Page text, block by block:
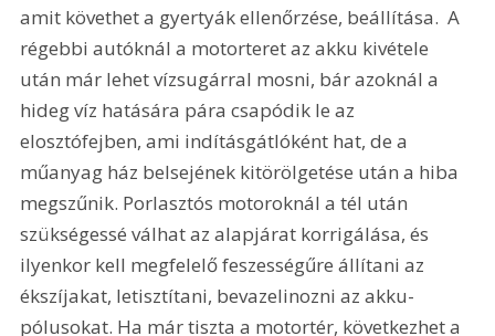
amit követhet a gyertyák ellenőrzése, beállítása.  A
régebbi autóknál a motorteret az akku kivétele
után már lehet vízsugárral mosni, bár azoknál a
hideg víz hatására pára csapódik le az
elosztófejben, ami indításgátlóként hat, de a
műanyag ház belsejének kitörölgetése után a hiba
megszűnik. Porlasztós motoroknál a tél után
szükségessé válhat az alapjárat korrigálása, és
ilyenkor kell megfelelő feszességűre állítani az
ékszíjakat, letisztítani, bevazelinozni az akku-
pólusokat. Ha már tiszta a motortér, következhet a